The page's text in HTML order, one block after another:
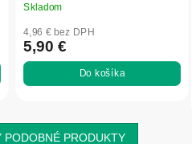
Skladom
4,96 € bez DPH
5,90 €
Do košíka
PRODUKTY